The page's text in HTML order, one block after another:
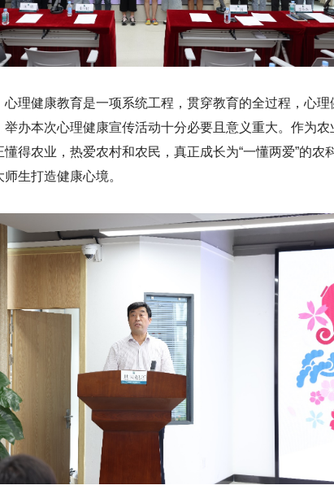
理健康教育是一项系统工程，贯穿教育的全过程，心
办本次心理健康宣传活动十分必要且意义重大。作为
得农业，热爱农村和农民，真正成长为“一懂两爱”的
生打造健康心境。